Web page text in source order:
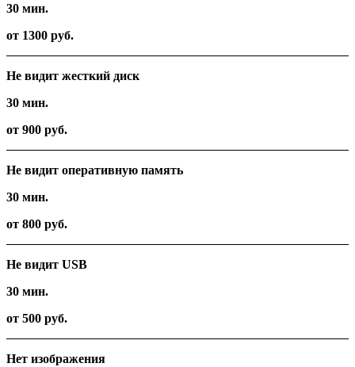
30 мин.
от 1300 руб.
Не видит жесткий диск
30 мин.
от 900 руб.
Не видит оперативную память
30 мин.
от 800 руб.
Не видит USB
30 мин.
от 500 руб.
Нет изображения